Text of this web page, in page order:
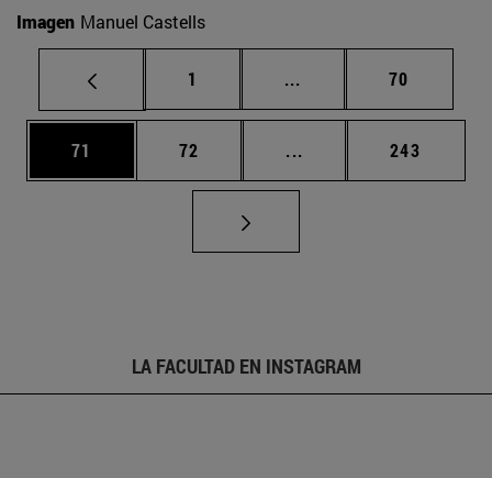
Imagen Manuel Castells
Página
1 ... Páginas intermedias
Página
70
Página
71 Página
72 ... Páginas intermedias
Página
243
LA FACULTAD EN INSTAGRAM